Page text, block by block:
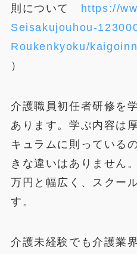
則について
https://
Seisakujouhou-
Roukenkyoku/
）
介護職員初任者研修を
あります。学ぶ内容は
キュラムに則っている
きな違いはありません
万円と幅広く、スクー
す。
介護未経験でも介護業